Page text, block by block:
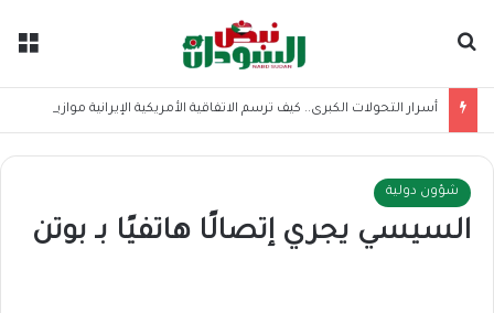
أسرار التحولات الكبرى.. كيف ترسم الاتفاقية الأمريكية الإيرانية موازين القوى بالمنطقة؟
شؤون دولية
السيسي يجري إتصالًا هاتفيًا بـ بوتن